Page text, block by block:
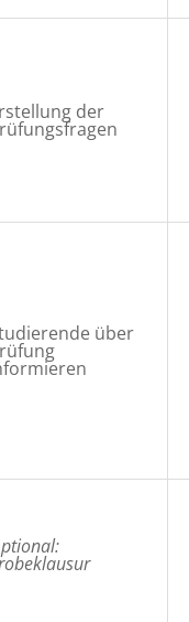
der
über